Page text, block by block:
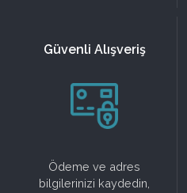
Güvenli Alışveriş
Ödeme ve adres
bilgilerinizi kaydedin,